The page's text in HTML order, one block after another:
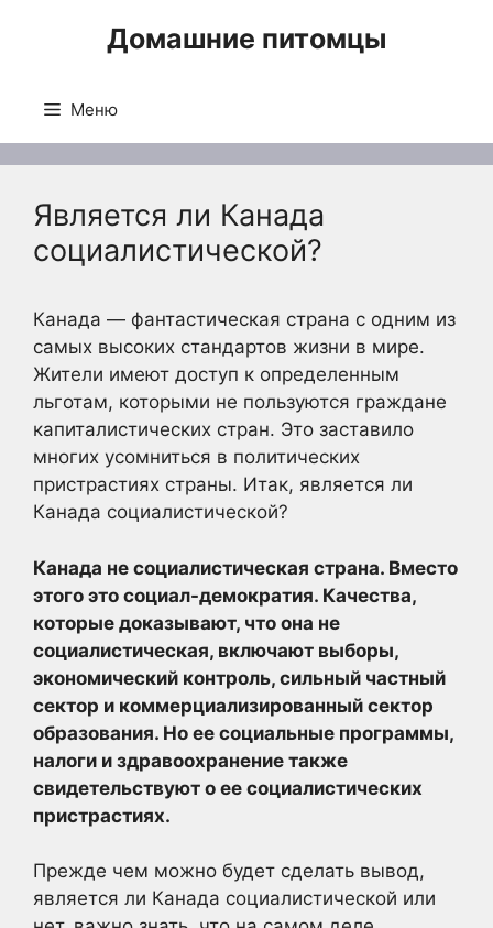
Домашние питомцы
Меню
Является ли Канада
социалистической?
Канада — фантастическая страна с одним из
самых высоких стандартов жизни в мире.
Жители имеют доступ к определенным
льготам, которыми не пользуются граждане
капиталистических стран. Это заставило
многих усомниться в политических
пристрастиях страны. Итак, является ли
Канада социалистической?
Канада не социалистическая страна. Вместо
этого это социал-демократия. Качества,
которые доказывают, что она не
социалистическая, включают выборы,
экономический контроль, сильный частный
сектор и коммерциализированный сектор
образования. Но ее социальные программы,
налоги и здравоохранение также
свидетельствуют о ее социалистических
пристрастиях.
Прежде чем можно будет сделать вывод,
является ли Канада социалистической или